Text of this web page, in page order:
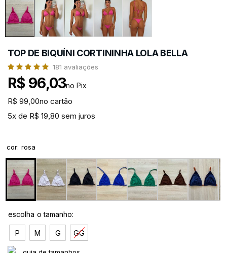
TOP DE BIQUÍNI CORTININHA LOLA BELLA
181 avaliações
R$ 96,03no Pix
R$ 99,00no cartão
5x de R$ 19,80 sem juros
cor: rosa
P M G GG